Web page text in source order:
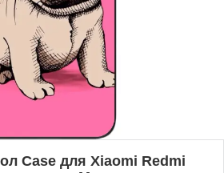
Case для Xiaomi Redmi